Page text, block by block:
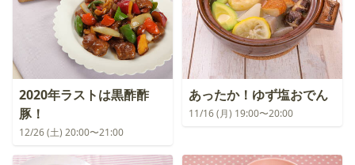
2020年ラストは黒酢酢
豚！
12/26 (土) 20:00〜21:00
あったか！ゆず塩おでん
11/16 (月) 19:00〜20:00